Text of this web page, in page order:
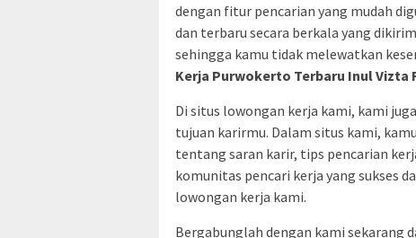
dengan fitur pencarian yang mudah
dan terbaru secara berkala yang
sehingga kamu tidak melewatkan
Kerja Purwokerto Terbaru Inul Vizta
Di situs lowongan kerja kami, kami
tujuan karirmu. Dalam situs kami,
tentang saran karir, tips pencarian
komunitas pencari kerja yang sukses
lowongan kerja kami.
Bergabunglah dengan kami sekarang